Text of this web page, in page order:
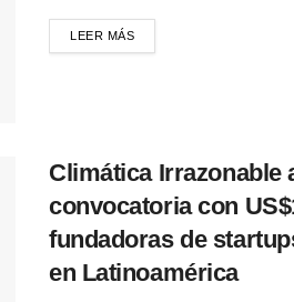
LEER MÁS
Climática Irrazonable
convocatoria con
fundadoras de
en Latinoamérica